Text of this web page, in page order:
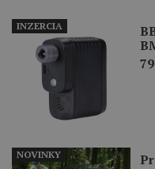
INZERCIA
NOVINKY